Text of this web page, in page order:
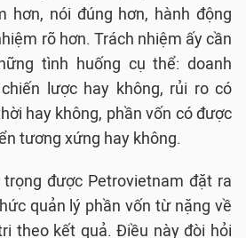
hơn, nói đúng hơn, hành động
rõ hơn. Trách nhiệm ấy cần
tình huống cụ thể: doanh
lược hay không, rủi ro có
hay không, phần vốn có được
tương xứng hay không.
được Petrovietnam đặt ra
quản lý phần vốn từ nặng về
theo kết quả. Điều này đòi hỏi